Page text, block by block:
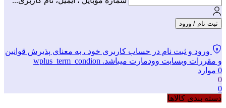
ثبت نام / ورود
ورود و ثبت نام در حساب کاربری خود ، به معنای پذیرش قوانین
و مقررات وبسایت وودمارت میباشد. wplus_term_condion
0 موارد
0
0
دسته بندی کالاها